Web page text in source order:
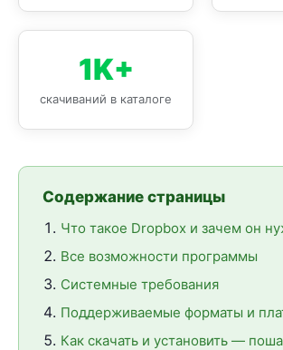
1K+
скачиваний в каталоге
Содержание страницы
Что такое Dropbox и зачем он
Все возможности программы
Системные требования
Поддерживаемые форматы и
Как скачать и установить —